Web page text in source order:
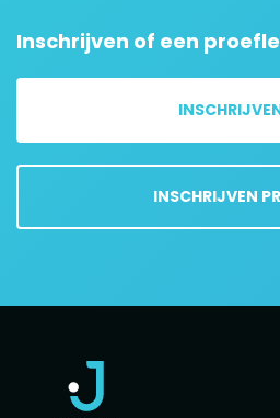
Inschrijven of een
INSCHRIJVEN